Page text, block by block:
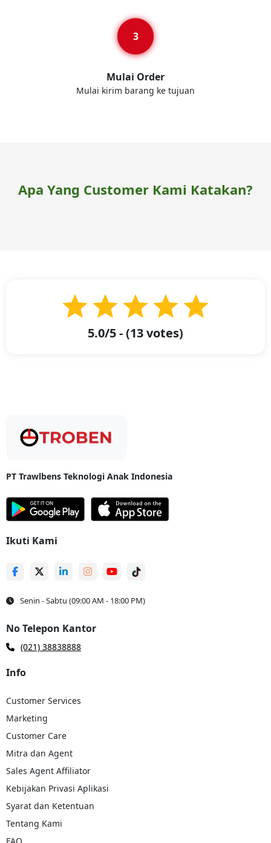
Mulai Order
Mulai kirim barang ke tujuan
Apa Yang Customer Kami Katakan?
5.0/5 - (13votes)
PT Trawlbens Teknologi Anak Indonesia
Ikuti Kami
Senin - Sabtu (09:00 AM - 18:00 PM)
No Telepon Kantor
(021) 38838888
Info
Customer Services
Marketing
Customer Care
Mitra dan Agent
Sales Agent Affiliator
Kebijakan Privasi Aplikasi
Syarat dan Ketentuan
Tentang Kami